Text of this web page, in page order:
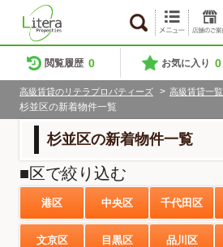
閲覧履歴 0 お気に入り 0
高級賃貸のリテラプロパティーズ > 高級賃貸一覧
杉並区の新着物件一覧
杉並区の新着物件一覧
■区で絞り込む
港区 中央区 千代田区
文京区 目黒区 品川区